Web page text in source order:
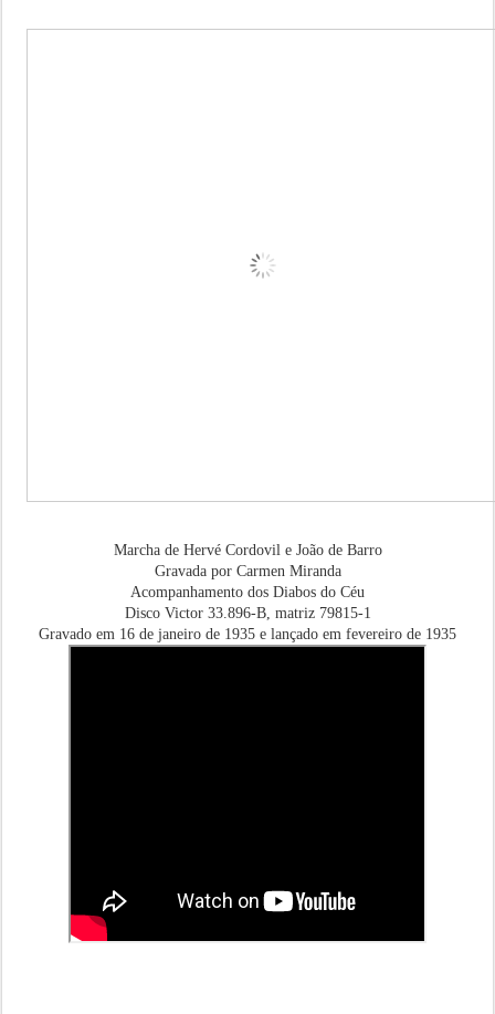
Marcha de Hervé Cordovil e João de Barro
Gravada por Carmen Miranda
Acompanhamento dos Diabos do Céu
Disco Victor 33.896-B, matriz 79815-1
Gravado em 16 de janeiro de 1935 e lançado em fevereiro de 1935